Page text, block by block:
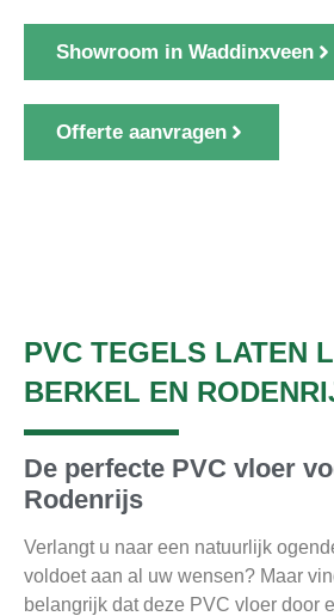
Showroom in Waddinxveen
Offerte aanvragen
PVC TEGELS LATEN
BERKEL EN
De perfecte PVC vloer
Rodenrijs
Verlangt u naar een natuurlijk
voldoet aan al uw wensen? Maar
belangrijk dat deze PVC vloer door